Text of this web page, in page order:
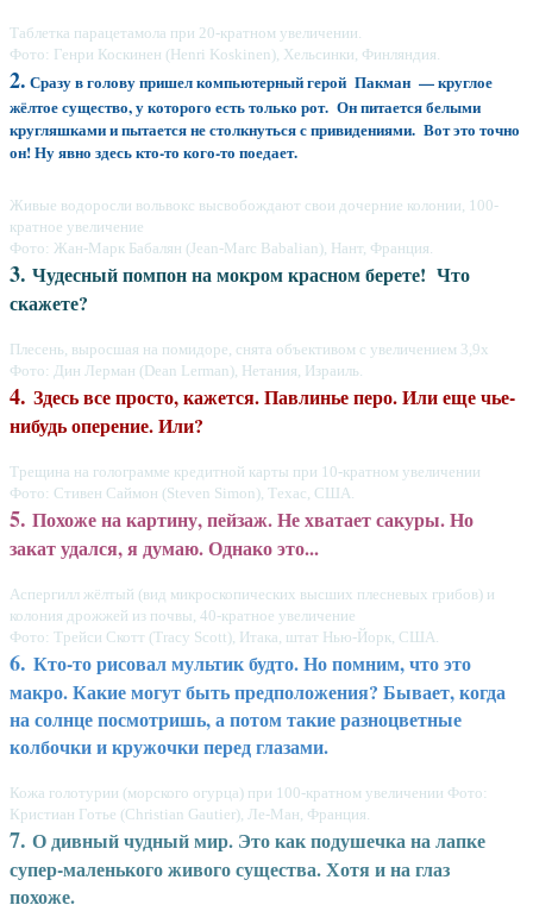
Таблетка парацетамола при 20-кратном увеличении.
Фото: Генри Коскинен (Henri Koskinen), Хельсинки, Финляндия.
2. Сразу в голову пришел компьютерный герой Пакман — круглое
жёлтое существо, у которого есть только рот. Он питается белыми
кругляшками и пытается не столкнуться с привидениями. Вот это точно
он! Ну явно здесь кто-то кого-то поедает.
Живые водоросли вольвокс высвобождают свои дочерние колонии, 100-
кратное увеличение
Фото: Жан-Марк Бабалян (Jean-Marc Babalian), Нант, Франция.
3. Чудесный помпон на мокром красном берете! Что
скажете?
Плесень, выросшая на помидоре, снята объективом с увеличением 3,9х
Фото: Дин Лерман (Dean Lerman), Нетания, Израиль.
4. Здесь все просто, кажется. Павлинье перо. Или еще чье-
нибудь оперение. Или?
Трещина на голограмме кредитной карты при 10-кратном увеличении
Фото: Стивен Саймон (Steven Simon), Техас, США.
5. Похоже на картину, пейзаж. Не хватает сакуры. Но
закат удался, я думаю. Однако это...
Аспергилл жёлтый (вид микроскопических высших плесневых грибов) и
колония дрожжей из почвы, 40-кратное увеличение
Фото: Трейси Скотт (Tracy Scott), Итака, штат Нью-Йорк, США.
6. Кто-то рисовал мультик будто. Но помним, что это
макро. Какие могут быть предположения? Бывает, когда
на солнце посмотришь, а потом такие разноцветные
колбочки и кружочки перед глазами.
Кожа голотурии (морского огурца) при 100-кратном увеличении Фото:
Кристиан Готье (Christian Gautier), Ле-Ман, Франция.
7. О дивный чудный мир. Это как подушечка на лапке
супер-маленького живого существа. Хотя и на глаз
похоже.